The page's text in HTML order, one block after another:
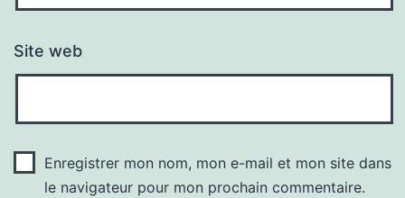
Site web
Enregistrer mon nom, mon e-mail et mon site dans
le navigateur pour mon prochain commentaire.